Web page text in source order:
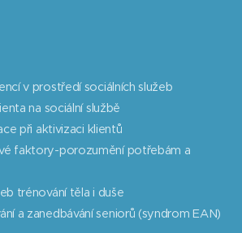
v prostředí sociálních služeb
na sociální službě
při aktivizaci klientů
faktory-porozumění potřebám a
trénování těla i duše
a zanedbávání seniorů (syndrom EAN)